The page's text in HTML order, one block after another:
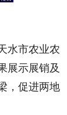
水市农业农
展示展销及
，促进两地